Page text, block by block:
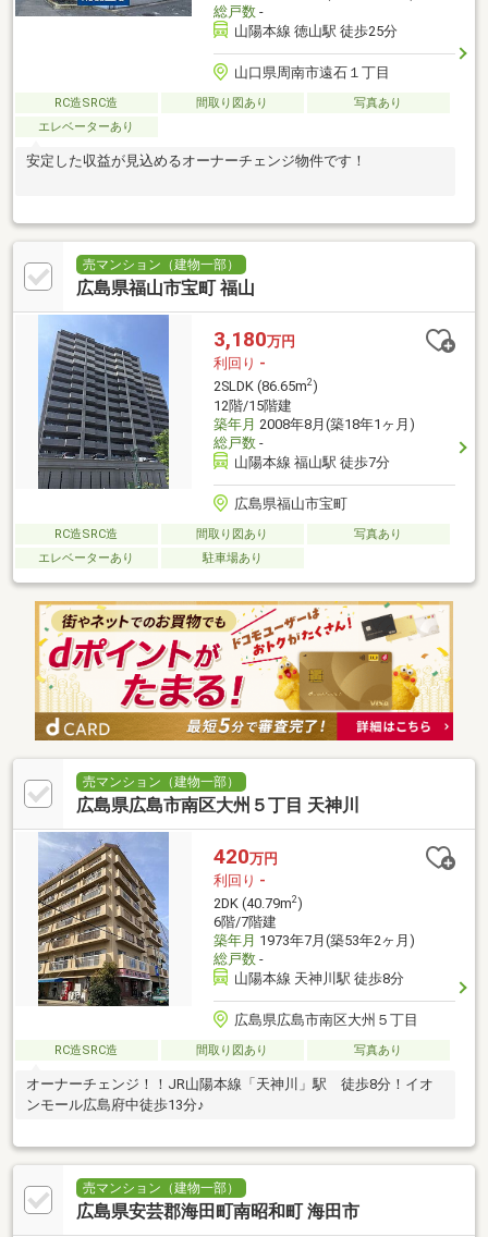
総戸数-
山陽本線 徳山駅 徒歩25分
山口県周南市遠石１丁目
RC造SRC造 間取り図あり
写真あり
エレベーターあり
安定した収益が見込めるオーナーチェンジ物件です！
売マンション（建物一部）
広島県福山市宝町 福山
3,180万円
利回り -
2SLDK (86.65m2)
12階/15階建
築年月 2008年8月(築18年1ヶ月)
総戸数-
山陽本線 福山駅 徒歩7分
広島県福山市宝町
RC造SRC造 間取り図あり
写真あり
エレベーターあり
駐車場あり
売マンション（建物一部）
広島県広島市南区大州５丁目 天神川
420万円
利回り -
2DK (40.79m2)
6階/7階建
築年月 1973年7月(築53年2ヶ月)
総戸数-
山陽本線 天神川駅 徒歩8分
広島県広島市南区大州５丁目
RC造SRC造 間取り図あり 写真あり
オーナーチェンジ！！JR山陽本線「天神川」駅 徒歩8分！イオ
ンモール広島府中徒歩13分♪
売マンション（建物一部）
広島県安芸郡海田町南昭和町 海田市